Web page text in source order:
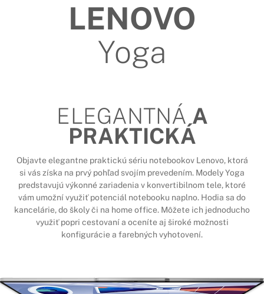
LENOVO
Yoga
ELEGANTNÁ A
PRAKTICKÁ
Objavte elegantne praktickú sériu notebookov Lenovo, ktorá
si vás získa na prvý pohľad svojím prevedením. Modely Yoga
predstavujú výkonné zariadenia v konvertibilnom tele, ktoré
vám umožní využiť potenciál notebooku naplno. Hodia sa do
kancelárie, do školy či na home office. Môžete ich jednoducho
využiť popri cestovaní a oceníte aj široké možnosti
konfigurácie a farebných vyhotovení.